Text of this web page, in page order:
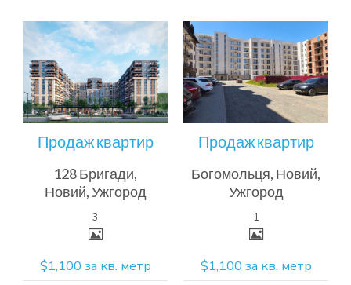
Більш
детальна
інформація
Продаж квартир
128 Бригади,
Новий, Ужгород
3
$1,100 за кв. метр
Більш
детальна
інформація
Продаж квартир
Богомольця, Новий,
Ужгород
1
$1,100 за кв. метр